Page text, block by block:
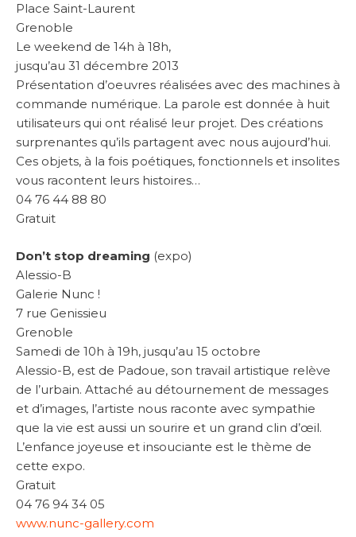
Place Saint-Laurent
Grenoble
Le weekend de 14h à 18h,
jusqu’au 31 décembre 2013
Présentation d’oeuvres réalisées avec des machines à
commande numérique. La parole est donnée à huit
utilisateurs qui ont réalisé leur projet. Des créations
surprenantes qu’ils partagent avec nous aujourd’hui.
Ces objets, à la fois poétiques, fonctionnels et insolites
vous racontent leurs histoires…
04 76 44 88 80
Gratuit
Don’t stop dreaming (expo)
Alessio-B
Galerie Nunc !
7 rue Genissieu
Grenoble
Samedi de 10h à 19h, jusqu’au 15 octobre
Alessio-B, est de Padoue, son travail artistique relève
de l’urbain. Attaché au détournement de messages
et d’images, l’artiste nous raconte avec sympathie
que la vie est aussi un sourire et un grand clin d’œil.
L’enfance joyeuse et insouciante est le thème de
cette expo.
Gratuit
04 76 94 34 05
www.nunc-gallery.com